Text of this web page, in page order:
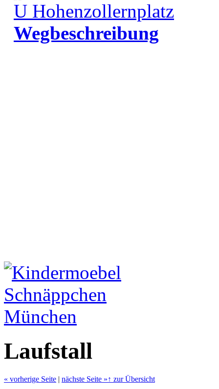
Hohenzollernplatz
Wegbeschreibung
Laufstall
« vorherige Seite | nächste Seite »↑ zur Übersicht